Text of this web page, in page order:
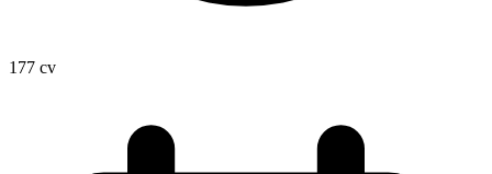
177 cv